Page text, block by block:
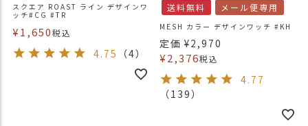
スクエア ROAST ライン デザインワ
ッチ#CG #TR
¥1,650税込
4.75 （4）
送料無料 メール便専用
MESH カラー デザインワッチ #KH
定価 ¥2,970
¥2,376税込
4.77
（139）